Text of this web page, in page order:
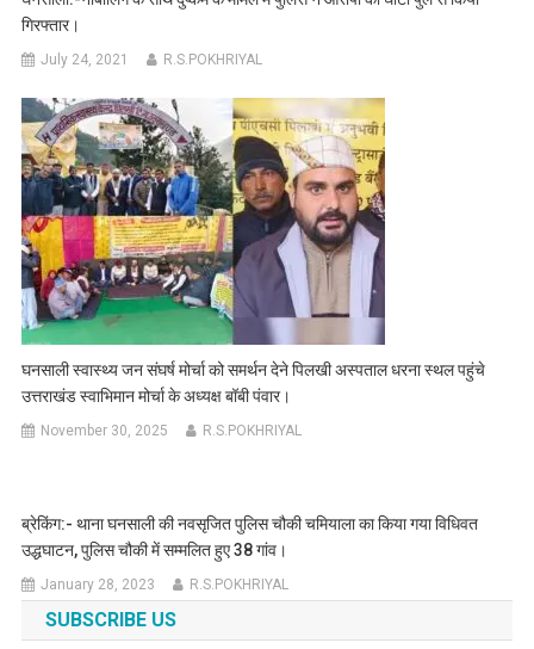
गिरफ्तार।
July 24, 2021 R.S.POKHRIYAL
घनसाली स्वास्थ्य जन संघर्ष मोर्चा को समर्थन देने पिलखी अस्पताल धरना स्थल पहुंचे
उत्तराखंड स्वाभिमान मोर्चा के अध्यक्ष बॉबी पंवार।
November 30, 2025 R.S.POKHRIYAL
ब्रेकिंग:- थाना घनसाली की नवसृजित पुलिस चौकी चमियाला का किया गया विधिवत
उद्धघाटन, पुलिस चौकी में सम्मलित हुए 38 गांव।
January 28, 2023 R.S.POKHRIYAL
SUBSCRIBE US